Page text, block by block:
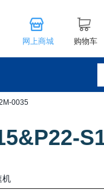
网上商城 购物车
0035
机